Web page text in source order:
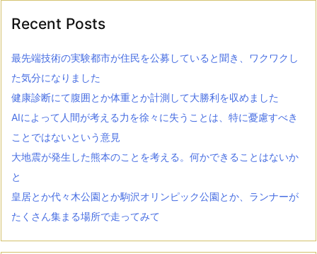
Recent Posts
最先端技術の実験都市が住民を公募していると聞き、ワクワクし
た気分になりました
健康診断にて腹囲とか体重とか計測して大勝利を収めました
AIによって人間が考える力を徐々に失うことは、特に憂慮すべき
ことではないという意見
大地震が発生した熊本のことを考える。何かできることはないか
と
皇居とか代々木公園とか駒沢オリンピック公園とか、ランナーが
たくさん集まる場所で走ってみて